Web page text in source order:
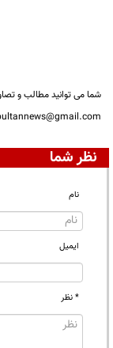
شما می توانید مطالب و
نظر شما
نام
ایمیل
* نظر